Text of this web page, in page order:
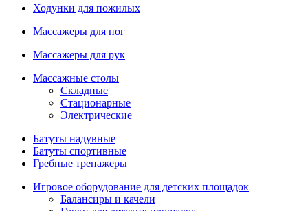
Ходунки для пожилых
Массажеры для ног
Массажеры для рук
Массажные столы
Складные
Стационарные
Электрические
Батуты надувные
Батуты спортивные
Гребные тренажеры
Игровое оборудование для детских площадок
Балансиры и качели